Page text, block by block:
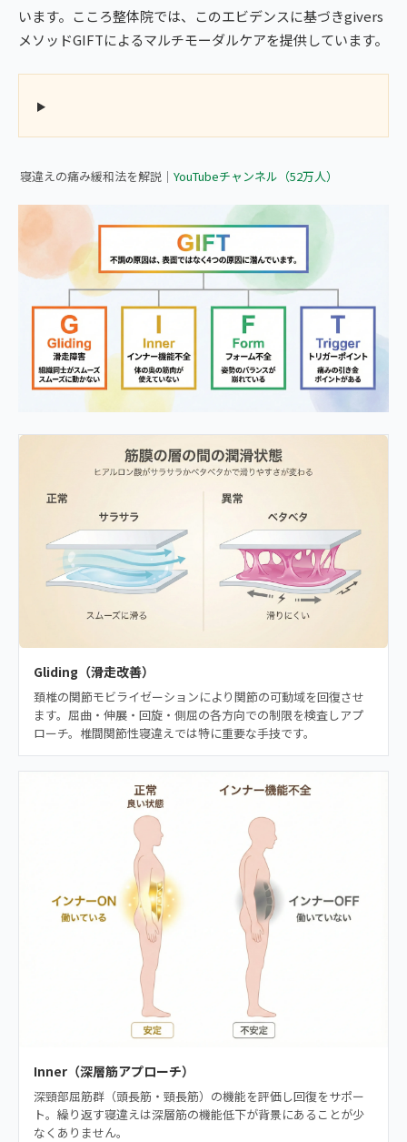
います。こころ整体院では、このエビデンスに基づきgivers
メソッドGIFTによるマルチモーダルケアを提供しています。
▶ 首の寝違いによる痛みをすぐに緩和する方法｜こころ整体院
寝違えの痛み緩和法を解説｜ YouTubeチャンネル（52万人）
Gliding（滑走改善）
頚椎の関節モビライゼーションにより関節の可動域を回復させ
ます。屈曲・伸展・回旋・側屈の各方向での制限を検査しアプ
ローチ。椎間関節性寝違えでは特に重要な手技です。
Inner（深層筋アプローチ）
深頸部屈筋群（頭長筋・頸長筋）の機能を評価し回復をサポー
ト。繰り返す寝違えは深層筋の機能低下が背景にあることが少
なくありません。